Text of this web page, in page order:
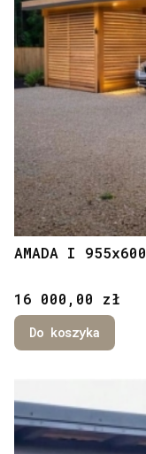
AMADA I 955x600
Cena
16 000,00 zł
Do koszyka